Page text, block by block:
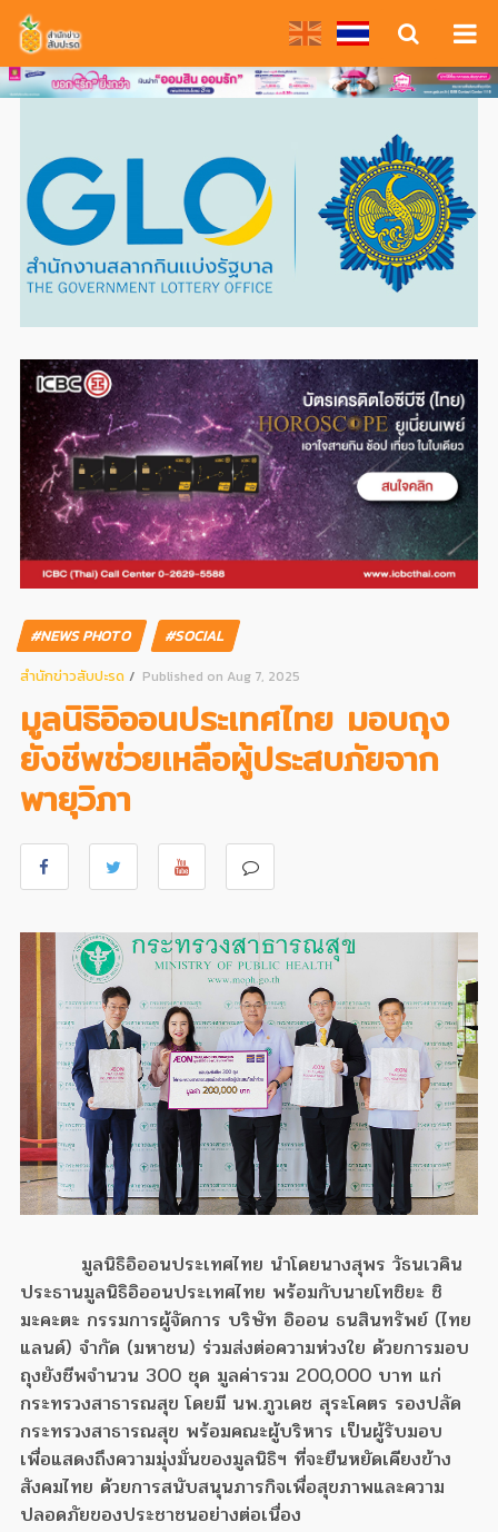
#NEWS PHOTO
#SOCIAL
สํานักข่าวสับปะรด
Published on Aug 7, 2025
มูลนิธิอิออนประเทศไทย มอบถุง
ยังชีพช่วยเหลือผู้ประสบภัยจาก
พายุวิภา
มูลนิธิอิออนประเทศไทย นำโดยนางสุพร วัธนเวคิน
ประธานมูลนิธิอิออนประเทศไทย พร้อมกับนายโทชิยะ ชิ
มะคะตะ กรรมการผู้จัดการ บริษัท อิออน ธนสินทรัพย์ (ไทย
แลนด์) จำกัด (มหาชน) ร่วมส่งต่อความห่วงใย ด้วยการมอบ
ถุงยังชีพจำนวน 300 ชุด มูลค่ารวม 200,000 บาท แก่
กระทรวงสาธารณสุข โดยมี นพ.ภูวเดช สุระโคตร รองปลัด
กระทรวงสาธารณสุข พร้อมคณะผู้บริหาร เป็นผู้รับมอบ
เพื่อแสดงถึงความมุ่งมั่นของมูลนิธิฯ ที่จะยืนหยัดเคียงข้าง
สังคมไทย ด้วยการสนับสนุนภารกิจเพื่อสุขภาพและความ
ปลอดภัยของประชาชนอย่างต่อเนื่อง